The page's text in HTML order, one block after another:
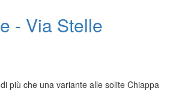
- Via Stelle
Viapiù che una variante alle solite Chiappa